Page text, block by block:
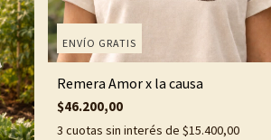
ENVÍO GRATIS
Remera Amor x la causa
$46.200,00
3 cuotas sin interés de $15.400,00